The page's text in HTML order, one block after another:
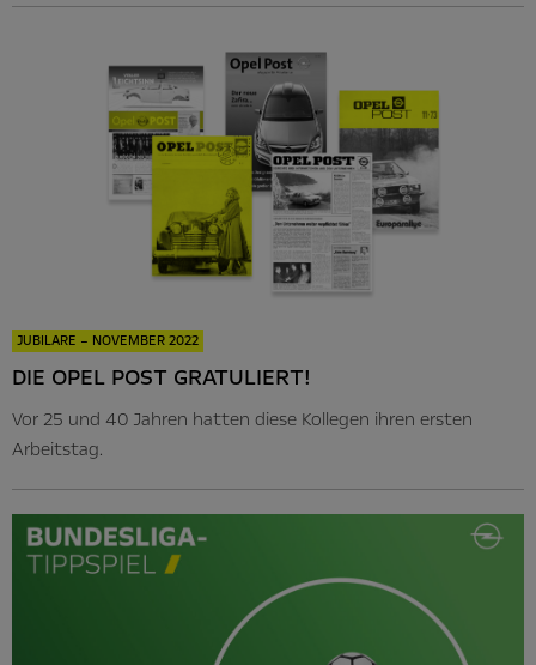
JUBILARE – NOVEMBER 2022
DIE OPEL POST GRATULIERT!
Vor 25 und 40 Jahren hatten diese Kollegen ihren ersten
Arbeitstag.